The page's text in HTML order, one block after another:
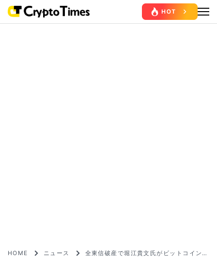
HOME ニュース
全東信破産で堀江貴文氏がビットコイン・